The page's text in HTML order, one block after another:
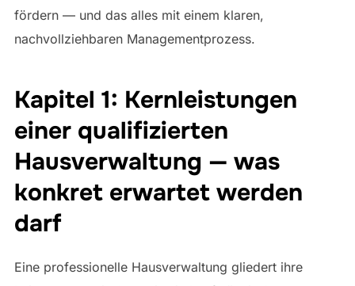
fördern — und das alles mit einem klaren,
nachvollziehbaren Managementprozess.
Kapitel 1: Kernleistungen
einer qualifizierten
Hausverwaltung — was
konkret erwartet werden
darf
Eine professionelle Hausverwaltung gliedert ihre